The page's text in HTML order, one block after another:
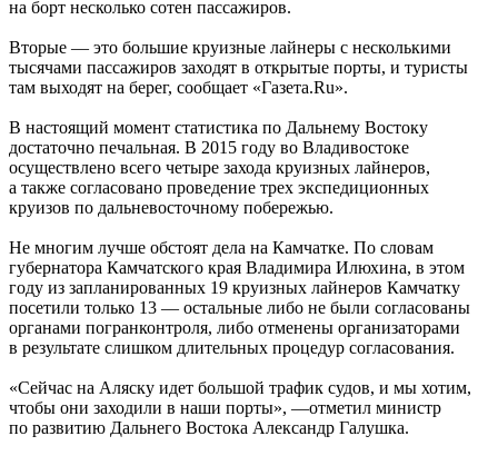
на борт несколько сотен пассажиров.
Вторые — это большие круизные лайнеры с несколькими
тысячами пассажиров заходят в открытые порты, и туристы
там выходят на берег, сообщает «Газета.Ru».
В настоящий момент статистика по Дальнему Востоку
достаточно печальная. В 2015 году во Владивостоке
осуществлено всего четыре захода круизных лайнеров,
а также согласовано проведение трех экспедиционных
круизов по дальневосточному побережью.
Не многим лучше обстоят дела на Камчатке. По словам
губернатора Камчатского края Владимира Илюхина, в этом
году из запланированных 19 круизных лайнеров Камчатку
посетили только 13 — остальные либо не были согласованы
органами погранконтроля, либо отменены организаторами
в результате слишком длительных процедур согласования.
«Сейчас на Аляску идет большой трафик судов, и мы хотим,
чтобы они заходили в наши порты», —отметил министр
по развитию Дальнего Востока Александр Галушка.